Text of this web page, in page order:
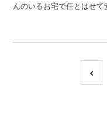
んのいるお宅で任とはせ